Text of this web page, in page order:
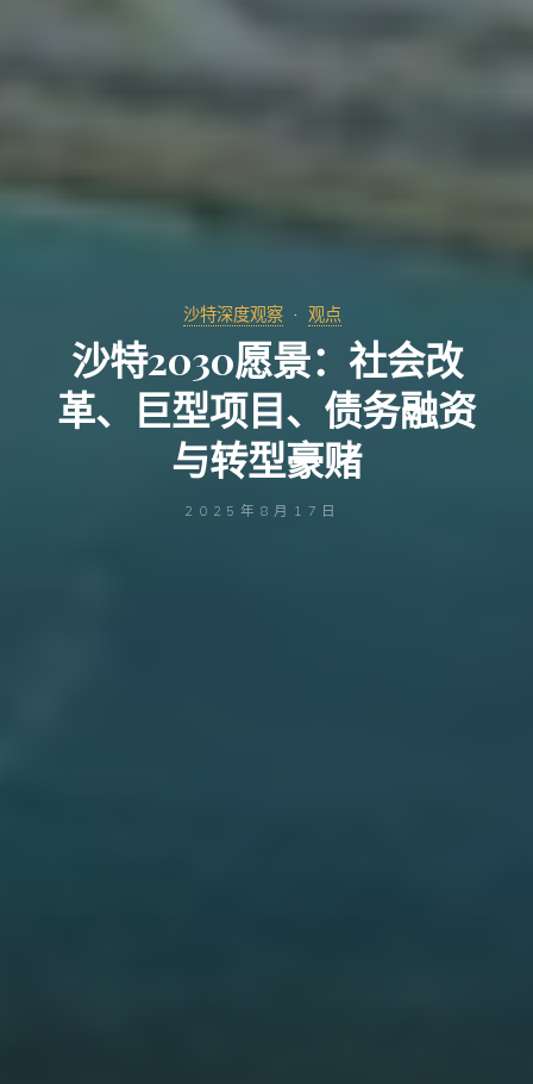
沙特深度观察 观点
沙特2030愿景：社会改
革、巨型项目、债务融资
与转型豪赌
2025年8月17日